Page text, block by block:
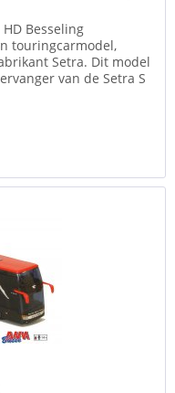
Besseling
touringcarmodel,
Setra. Dit model
van de Setra S